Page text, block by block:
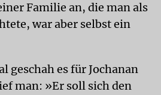
Familie an, die man als
war aber selbst ein
geschah es für Jochanan
man: »Er soll sich den